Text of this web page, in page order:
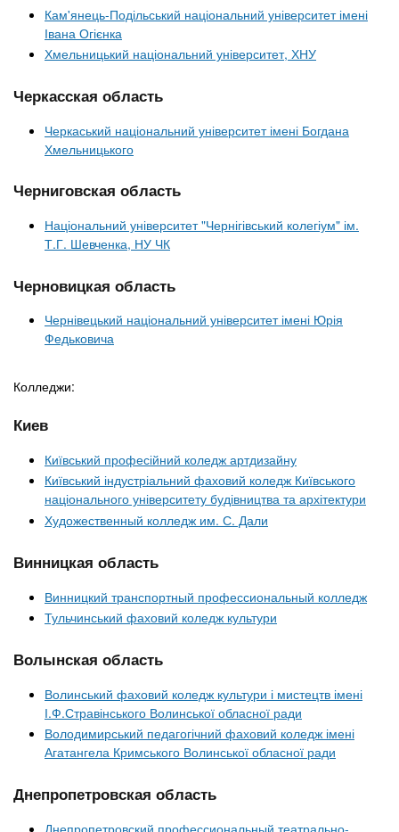
Кам'янець-Подільський національний університет імені
Івана Огієнка
Хмельницький національний університет, ХНУ
Черкасская область
Черкаський національний університет імені Богдана
Хмельницького
Черниговская область
Національний університет "Чернігівський колегіум" ім.
Т.Г. Шевченка, НУ ЧК
Черновицкая область
Чернівецький національний університет імені Юрія
Федьковича
Колледжи:
Киев
Київський професійний коледж артдизайну
Київський індустріальний фаховий коледж Київського
національного університету будівництва та архітектури
Художественный колледж им. С. Дали
Винницкая область
Винницкий транспортный профессиональный колледж
Тульчинський фаховий коледж культури
Волынская область
Волинський фаховий коледж культури і мистецтв імені
І.Ф.Стравінського Волинської обласної ради
Володимирський педагогічний фаховий коледж імені
Агатангела Кримського Волинської обласної ради
Днепропетровская область
Днепропетровский профессиональный театрально-